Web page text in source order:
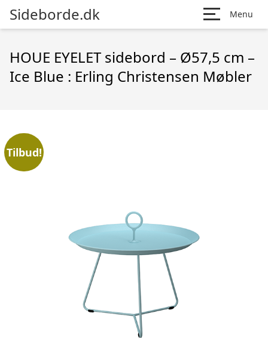
Sideborde.dk Menu
HOUE EYELET sidebord – Ø57,5 cm –
Ice Blue : Erling Christensen Møbler
Tilbud!